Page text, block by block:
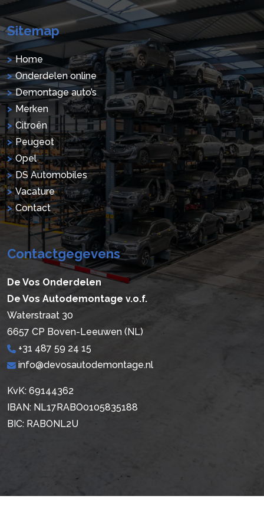
Sitemap
Home
Onderdelen online
Demontage auto’s
Merken
Citroën
Peugeot
Opel
DS Automobiles
Vacature
Contact
Contactgegevens
De Vos Onderdelen
De Vos Autodemontage v.o.f.
Waterstraat 30
6657 CP Boven-Leeuwen (NL)
+31 487 59 24 15
info@devosautodemontage.nl
KvK: 69144362
IBAN: NL17RABO0105835188
BIC: RABONL2U